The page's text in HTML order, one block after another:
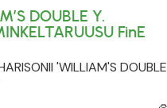
DOUBLE Y.
FinE
'WILLIAM'S DOUBLE